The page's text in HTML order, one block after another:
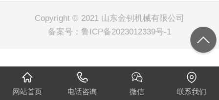
Copyright © 2021 山东金钊机械有限公司
备案号： 鲁ICP备2023012339号-1
网站首页 电话咨询 微信 联系我们